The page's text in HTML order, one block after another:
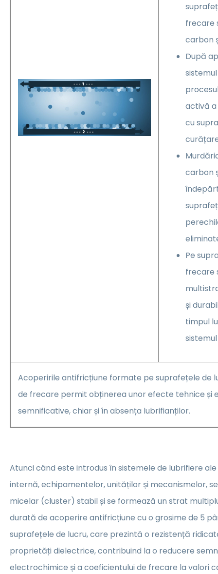
frecare
carbon
După
activă
cu
carbon
Pe
frecare
și
timpul
Acoperirile antifricțiune formate pe suprafețele de
de frecare permit obținerea unor efecte tehnice și
semnificative, chiar și în absența lubrifianților.
Atunci când este introdus în sistemele de lubrifiere
internă, echipamentelor, unităților și mecanismelor,
micelar (cluster) stabil și se formează un strat
durată de acoperire antifricțiune cu o grosime de 5
suprafețele de lucru, care prezintă o rezistență
proprietăți dielectrice, contribuind la o reducere
electrochimice și a coeficientului de frecare la valori